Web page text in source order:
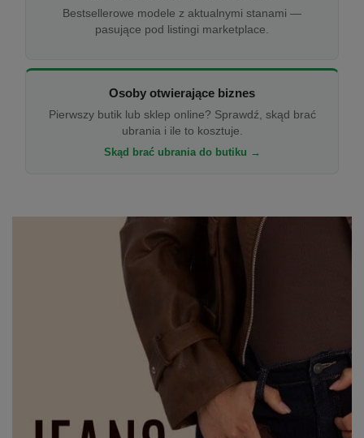
Bestsellerowe modele z aktualnymi stanami —
pasujące pod listingi marketplace.
Osoby otwierające biznes
Pierwszy butik lub sklep online? Sprawdź, skąd brać
ubrania i ile to kosztuje.
Skąd brać ubrania do butiku →